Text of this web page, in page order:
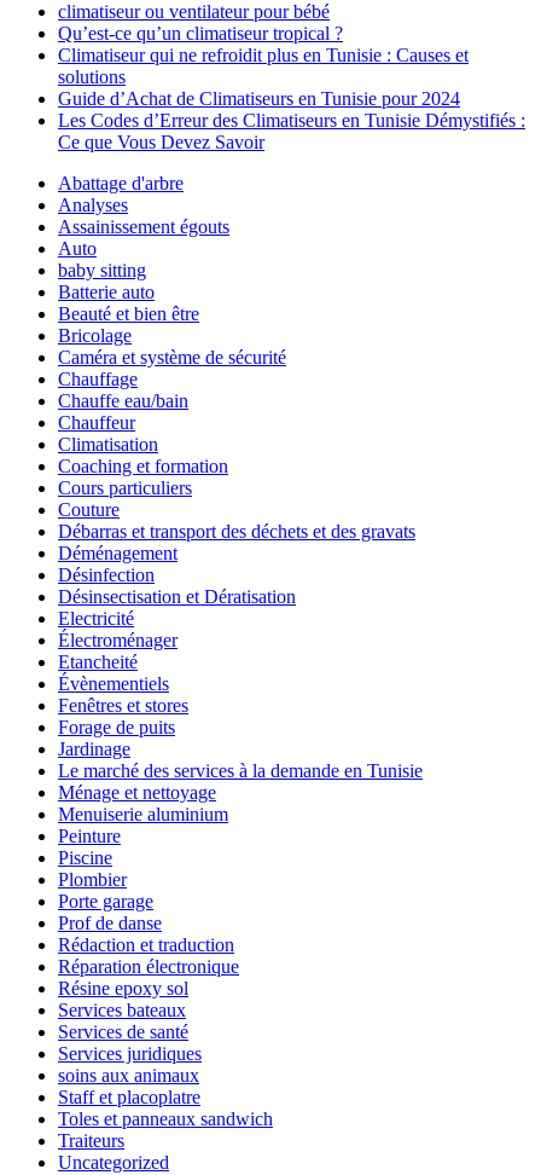
climatiseur ou ventilateur pour bébé
Qu’est-ce qu’un climatiseur tropical ?
Climatiseur qui ne refroidit plus en Tunisie : Causes et
solutions
Guide d’Achat de Climatiseurs en Tunisie pour 2024
Les Codes d’Erreur des Climatiseurs en Tunisie Démystifiés :
Ce que Vous Devez Savoir
Abattage d'arbre
Analyses
Assainissement égouts
Auto
baby sitting
Batterie auto
Beauté et bien être
Bricolage
Caméra et système de sécurité
Chauffage
Chauffe eau/bain
Chauffeur
Climatisation
Coaching et formation
Cours particuliers
Couture
Débarras et transport des déchets et des gravats
Déménagement
Désinfection
Désinsectisation et Dératisation
Electricité
Électroménager
Etancheité
Évènementiels
Fenêtres et stores
Forage de puits
Jardinage
Le marché des services à la demande en Tunisie
Ménage et nettoyage
Menuiserie aluminium
Peinture
Piscine
Plombier
Porte garage
Prof de danse
Rédaction et traduction
Réparation électronique
Résine epoxy sol
Services bateaux
Services de santé
Services juridiques
soins aux animaux
Staff et placoplatre
Toles et panneaux sandwich
Traiteurs
Uncategorized